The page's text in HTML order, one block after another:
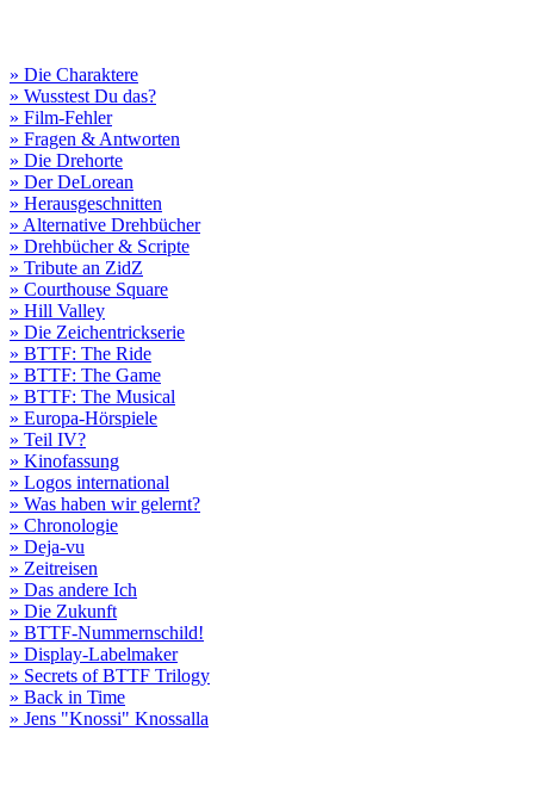
» Die Charaktere
» Wusstest Du das?
» Film-Fehler
» Fragen & Antworten
» Die Drehorte
» Der DeLorean
» Herausgeschnitten
» Alternative Drehbücher
» Drehbücher & Scripte
» Tribute an ZidZ
» Courthouse Square
» Hill Valley
» Die Zeichentrickserie
» BTTF: The Ride
» BTTF: The Game
» BTTF: The Musical
» Europa-Hörspiele
» Teil IV?
» Kinofassung
» Logos international
» Was haben wir gelernt?
» Chronologie
» Deja-vu
» Zeitreisen
» Das andere Ich
» Die Zukunft
» BTTF-Nummernschild!
» Display-Labelmaker
» Secrets of BTTF Trilogy
» Back in Time
» Jens "Knossi" Knossalla